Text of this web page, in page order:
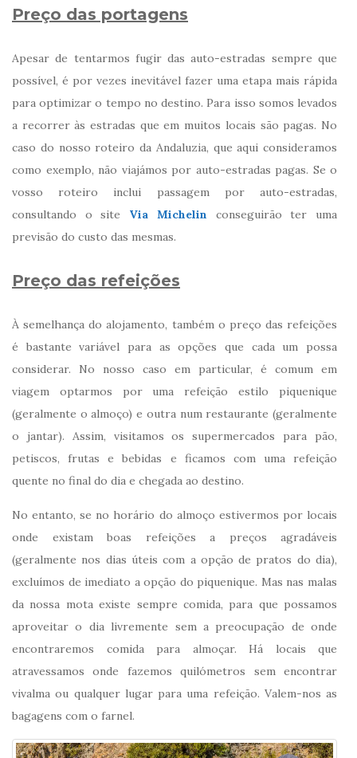
Preço das portagens
Apesar de tentarmos fugir das auto-estradas sempre que
possível, é por vezes inevitável fazer uma etapa mais rápida
para optimizar o tempo no destino. Para isso somos levados
a recorrer às estradas que em muitos locais são pagas. No
caso do nosso roteiro da Andaluzia, que aqui consideramos
como exemplo, não viajámos por auto-estradas pagas. Se o
vosso roteiro inclui passagem por auto-estradas,
consultando o site Via Michelin
conseguirão ter uma
previsão do custo das mesmas.
Preço das refeições
À semelhança do alojamento, também o preço das refeições
é bastante variável para as opções que cada um possa
considerar. No nosso caso em particular, é comum em
viagem optarmos por uma refeição estilo piquenique
(geralmente o almoço) e outra num restaurante (geralmente
o jantar). Assim, visitamos os supermercados para pão,
petiscos, frutas e bebidas e ficamos com uma refeição
quente no final do dia e chegada ao destino.
No entanto, se no horário do almoço estivermos por locais
onde existam boas refeições a preços agradáveis
(geralmente nos dias úteis com a opção de pratos do dia),
excluímos de imediato a opção do piquenique. Mas nas malas
da nossa mota existe sempre comida, para que possamos
aproveitar o dia livremente sem a preocupação de onde
encontraremos comida para almoçar. Há locais que
atravessamos onde fazemos quilómetros sem encontrar
vivalma ou qualquer lugar para uma refeição. Valem-nos as
bagagens com o farnel.